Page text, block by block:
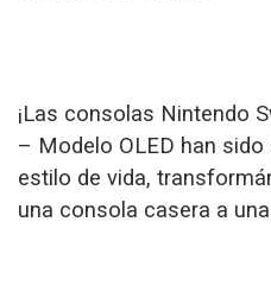
¡Las consolas Nintendo
– Modelo OLED han
estilo de vida,
una consola casera a